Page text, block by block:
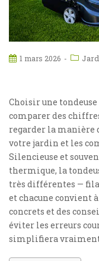
1 mars 2026
Choisir une
comparer des
regarder la manière
votre jardin et les
Silencieuse et
thermique, la
très différentes —
et chacune convient
concrets et des
éviter les erreurs
simplifiera vraiment